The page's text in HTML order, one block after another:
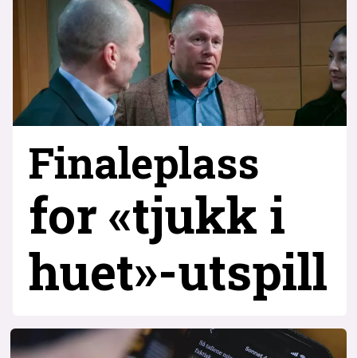
Finaleplass
for «tjukk i
huet»-utspill